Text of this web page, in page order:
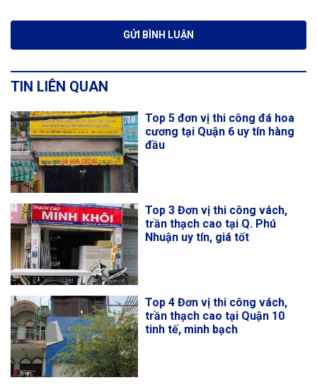
TIN LIÊN QUAN
Top 5 đơn vị thi công đá hoa
cương tại Quận 6 uy tín hàng
đầu
Top 3 Đơn vị thi công vách,
trần thạch cao tại Q. Phú
Nhuận uy tín, giá tốt
Top 4 Đơn vị thi công vách,
trần thạch cao tại Quận 10
tinh tế, minh bạch